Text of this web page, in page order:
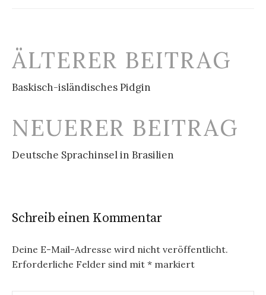
Beitrags-
ÄLTERER BEITRAG
Baskisch-isländisches Pidgin
NEUERER BEITRAG
Deutsche Sprachinsel in Brasilien
Schreib einen Kommentar
Deine E-Mail-Adresse wird nicht veröffentlicht.
Erforderliche Felder sind mit * markiert